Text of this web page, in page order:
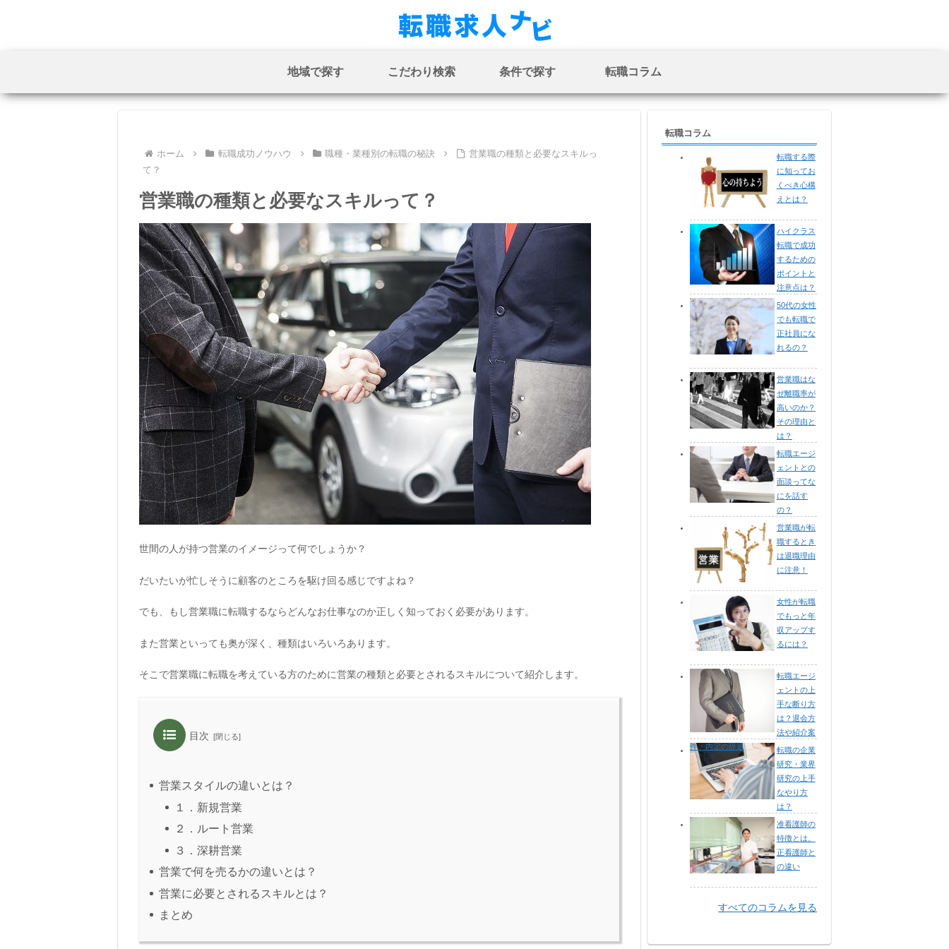
地域で探す こだわり検索 条件で探す 転職コラム
ホーム 転職成功ノウハウ 職種・業種別の転職の秘訣
営業職の種類と必要なスキルっ
て？
営業職の種類と必要なスキルって？
世間の人が持つ営業のイメージって何でしょうか？
だいたいが忙しそうに顧客のところを駆け回る感じですよね？
でも、もし営業職に転職するならどんなお仕事なのか正しく知っておく必要があります。
また営業といっても奥が深く、種類はいろいろあります。
そこで営業職に転職を考えている方のために営業の種類と必要とされるスキルについて紹介します。
目次
営業スタイルの違いとは？
１．新規営業
２．ルート営業
３．深耕営業
営業で何を売るかの違いとは？
営業に必要とされるスキルとは？
まとめ
転職コラム
転職する際
に知ってお
くべき心構
えとは？
ハイクラス
転職で成功
するための
ポイントと
注意点は？
50代の女性
でも転職で
正社員にな
れるの？
営業職はな
ぜ離職率が
高いのか？
その理由と
は？
転職エージ
ェントとの
面談ってな
にを話す
の？
営業職が転
職するとき
は退職理由
に注意！
女性が転職
でもっと年
収アップす
るには？
転職エージ
ェントの上
手な断り方
は？退会方
法や紹介案
件・内定の辞退
転職の企業
研究・業界
研究の上手
なやり方
は？
准看護師の
特徴とは。
正看護師と
の違い
すべてのコラムを見る